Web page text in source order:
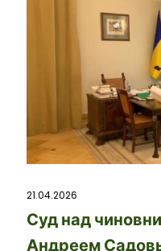
21.04.2026
Суд над
Андреем